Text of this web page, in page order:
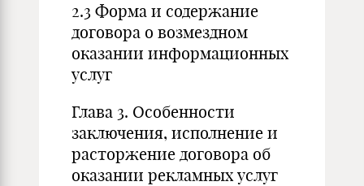
2.3 Форма и содержание
договора о возмездном
оказании информационных
услуг
Глава 3. Особенности
заключения, исполнение и
расторжение договора об
оказании рекламных услуг